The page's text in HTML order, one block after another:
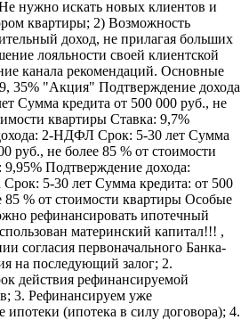
нужно искать новых клиентов и
квартиры; 2) Возможность
доход, не прилагая больших
лояльности своей клиентской
канала рекомендаций. Основные
35% "Акция" Подтверждение дохода
Сумма кредита от 500 000 руб., не
квартиры Ставка: 9,7%
2-НДФЛ Срок: 5-30 лет Сумма
руб., не более 85 % от стоимости
9,95% Подтверждение дохода:
5-30 лет Сумма кредита: от 500
85 % от стоимости квартиры Особые
рефинансировать ипотечный
материнский капитал!!! ,
согласия первоначального Банка-
на последующий залог; 2.
действия рефинансируемой
3. Рефинансируем уже
(ипотека в силу договора); 4.